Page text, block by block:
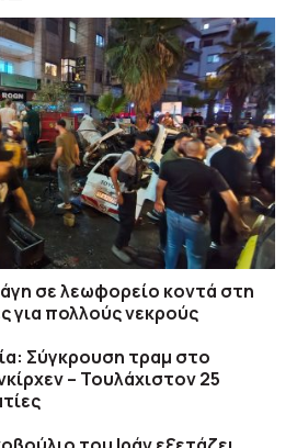
σε λεωφορείο κοντά στη
για πολλούς νεκρούς
Σύγκρουση τραμ στο
– Τουλάχιστον 25